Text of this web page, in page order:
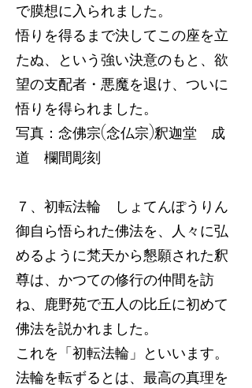
で膜想に入られました。
悟りを得るまで決してこの座を立
たぬ、という強い決意のもと、欲
望の支配者・悪魔を退け、ついに
悟りを得られました。
写真：念佛宗(念仏宗)釈迦堂 成
道 欄間彫刻
７、初転法輪 しょてんぽうりん
御自ら悟られた佛法を、人々に弘
めるように梵天から懇願された釈
尊は、かつての修行の仲間を訪
ね、鹿野苑で五人の比丘に初めて
佛法を説かれました。
これを「初転法輪」といいます。
法輪を転ずるとは、最高の真理を